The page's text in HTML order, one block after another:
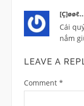
Cái
nắm
LEAVE A
Comment *